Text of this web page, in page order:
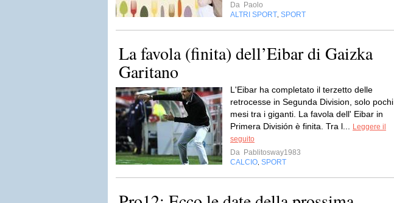
Da Paolo
ALTRI SPORT SPORT
La favola (finita) dell’Eibar di Gaizka
Garitano
L'Eibar ha completato il terzetto delle
retrocesse in Segunda Division, solo pochi
mesi tra i giganti. La favola dell' Eibar in
Primera División è finita. Tra l...
Leggere il
seguito
Da Pablitosway1983
CALCIO SPORT